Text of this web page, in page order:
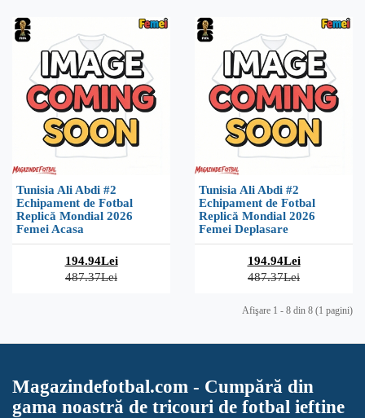
Tunisia Ali Abdi #2
Echipament de Fotbal
Replică Mondial 2026
Femei Acasa
194.94Lei
487.37Lei
Tunisia Ali Abdi #2
Echipament de Fotbal
Replică Mondial 2026
Femei Deplasare
194.94Lei
487.37Lei
Afişare 1 - 8 din 8 (1 pagini)
Magazindefotbal.com - Cumpără din
gama noastră de tricouri de fotbal ieftine